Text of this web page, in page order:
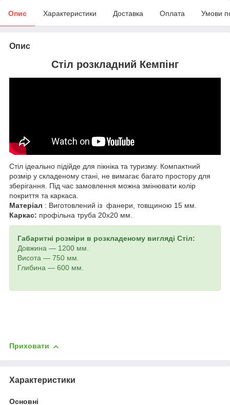
Опис Характеристики Доставка Оплата Умови
Опис
Стіл розкладний Кемпінг
Стіл ідеально підійде для пікніка та туризму. Компактний
розмір у складеному стані, не вимагає багато простору для
зберігання. Під час замовлення можна змінювати колір
покриття та каркаса.
Матеріал : Виготовлений із фанери, товщиною 15 мм.
Каркас: профільна труба 20х20 мм.
Габаритні розміри в розкладеному вигляді Стіл:
Довжина — 1200 мм.
Висота — 750 мм.
Глибина — 600 мм.
Приховати
Характеристики
Основні